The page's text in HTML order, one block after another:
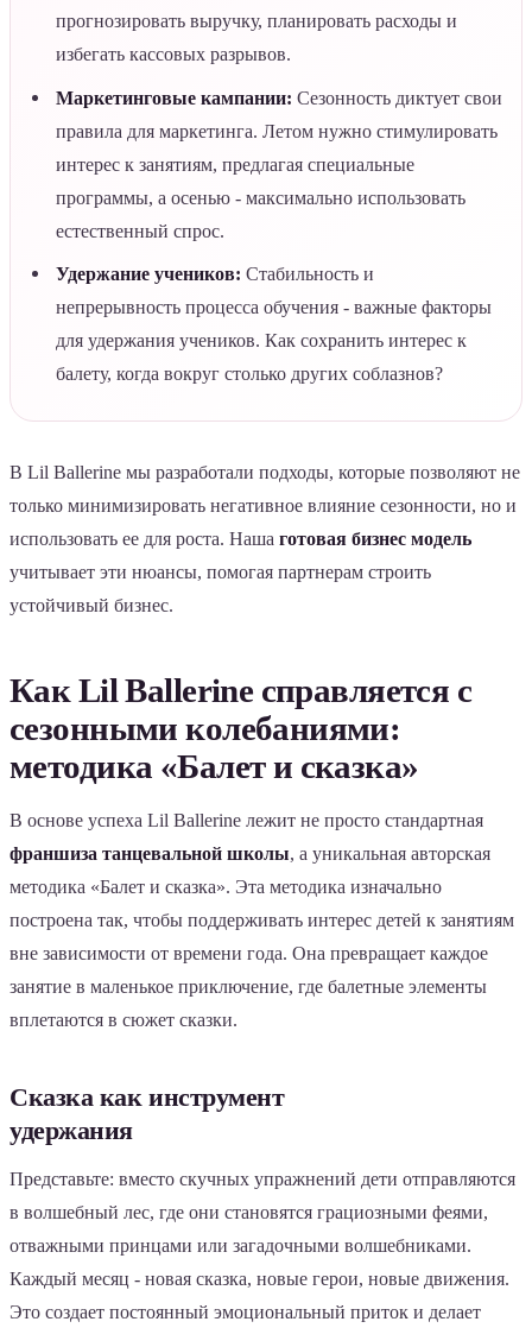
прогнозировать выручку, планировать расходы и
избегать кассовых разрывов.
Маркетинговые кампании: Сезонность диктует свои
правила для маркетинга. Летом нужно стимулировать
интерес к занятиям, предлагая специальные
программы, а осенью - максимально использовать
естественный спрос.
Удержание учеников: Стабильность и
непрерывность процесса обучения - важные факторы
для удержания учеников. Как сохранить интерес к
балету, когда вокруг столько других соблазнов?
В Lil Ballerine мы разработали подходы, которые позволяют не
только минимизировать негативное влияние сезонности, но и
использовать ее для роста. Наша готовая бизнес модель
учитывает эти нюансы, помогая партнерам строить
устойчивый бизнес.
Как Lil Ballerine справляется с
сезонными колебаниями:
методика «Балет и сказка»
В основе успеха Lil Ballerine лежит не просто стандартная
франшиза танцевальной школы, а уникальная авторская
методика «Балет и сказка». Эта методика изначально
построена так, чтобы поддерживать интерес детей к занятиям
вне зависимости от времени года. Она превращает каждое
занятие в маленькое приключение, где балетные элементы
вплетаются в сюжет сказки.
Сказка как инструмент
удержания
Представьте: вместо скучных упражнений дети отправляются
в волшебный лес, где они становятся грациозными феями,
отважными принцами или загадочными волшебниками.
Каждый месяц - новая сказка, новые герои, новые движения.
Это создает постоянный эмоциональный приток и делает